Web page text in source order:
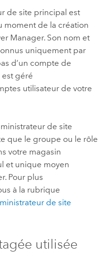
de site principal est
moment de la création
Manager. Son nom et
uniquement par
d’un compte de
est géré
utilisateur de votre
de site
que le groupe ou le rôle
votre magasin
et unique moyen
. Pour plus
à la rubrique
de site
utilisée